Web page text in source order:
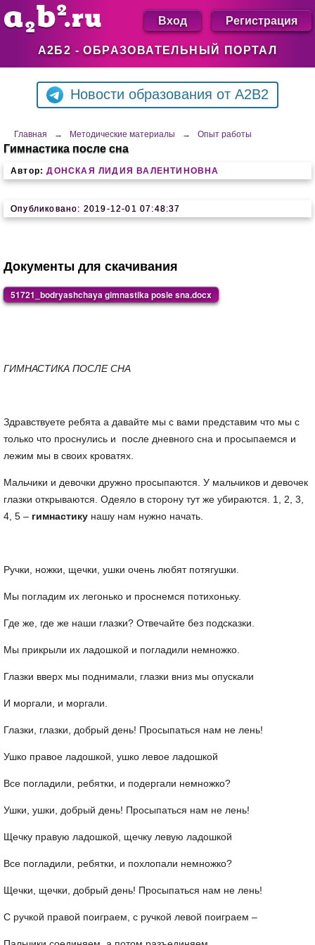
А2Б2 - ОБРАЗОВАТЕЛЬНЫЙ ПОРТАЛ
Вход Регистрация
Новости образования от A2B2
Главная → Методические материалы → Опыт работы
Гимнастика после сна
Автор: ДОНСКАЯ ЛИДИЯ ВАЛЕНТИНОВНА
Опубликовано: 2019-12-01 07:48:37
Документы для скачивания
51721_bodryashchaya gimnastika posle sna.docx
ГИМНАСТИКА ПОСЛЕ СНА
Здравствуете ребята а давайте мы с вами представим что мы с
только что проснулись и после дневного сна и просыпаемся и
лежим мы в своих кроватях.
Мальчики и девочки дружно просыпаются. У мальчиков и девочек
глазки открываются. Одеяло в сторону тут же убираются. 1, 2, 3,
4, 5 – гимнастику нашу нам нужно начать.
Ручки, ножки, щечки, ушки очень любят потягушки.
Мы погладим их легонько и проснемся потихоньку.
Где же, где же наши глазки? Отвечайте без подсказки.
Мы прикрыли их ладошкой и погладили немножко.
Глазки вверх мы поднимали, глазки вниз мы опускали
И моргали, и моргали.
Глазки, глазки, добрый день! Просыпаться нам не лень!
Ушко правое ладошкой, ушко левое ладошкой
Все погладили, ребятки, и подергали немножко?
Ушки, ушки, добрый день! Просыпаться нам не лень!
Щечку правую ладошкой, щечку левую ладошкой
Все погладили, ребятки, и похлопали немножко?
Щечки, щечки, добрый день! Просыпаться нам не лень!
С ручкой правой поиграем, с ручкой левой поиграем –